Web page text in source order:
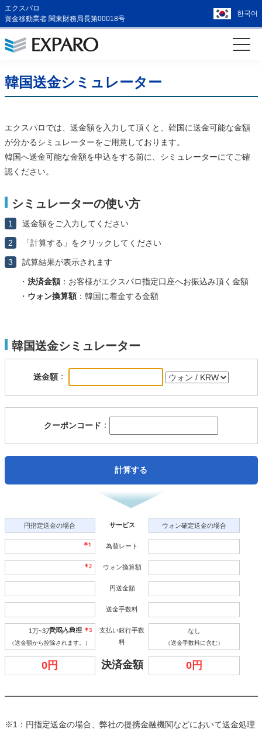
エクスパロ
資金移動業者 関東財務局長第00018号
한국어
韓国送金シミュレーター
エクスパロでは、送金額を入力して頂くと、韓国に送金可能な金額
が分かるシミュレーターをご用意しております。
韓国へ送金可能な金額を申込をする前に、シミュレーターにてご確
認ください。
シミュレーターの使い方
1 送金額をご入力してください
2 「計算する」をクリックしてください
3 試算結果が表示されます
・ 決済金額：お客様がエクスパロ指定口座へお振込み頂く金額
・ ウォン換算額：韓国に着金する金額
韓国送金シミュレーター
送金額：
クーポンコード ：
計算する
円指定送金の場合 サービス ウォン確定送金の場合
為替レート
ウォン換算額
円送金額
送金手数料
1万~3万ウォン
（送金額から控除されます。）
支払い銀行手数
料
なし
（送金手数料に含む）
0円 決済金額 0円
※1：円指定送金の場合、弊社の提携金融機関などにおいて送金処理